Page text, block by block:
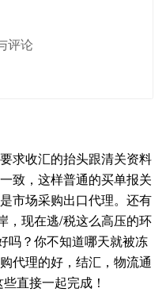
评论
求收汇的抬头跟清关资料
致，这样普通的买单报关
市场采购出口代理。还有
，现在逃/税这么高压的环
吗？你不知道哪天就被冻
代理的好，结汇，物流通
直接一起完成！